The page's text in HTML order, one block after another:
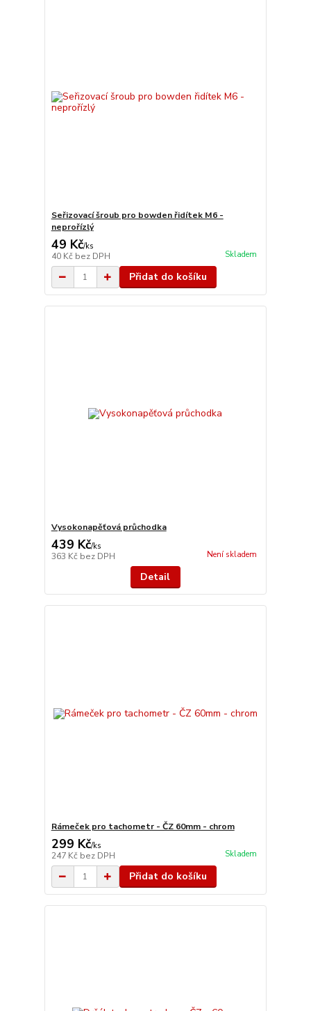
Seřizovací šroub pro bowden řidítek M6 -
neprořízlý
49 Kč/ks
40 Kč bez DPH Skladem
Přidat do košíku
Vysokonapěťová průchodka
439 Kč/ks
363 Kč bez DPH Není skladem
Detail
Rámeček pro tachometr - ČZ 60mm - chrom
299 Kč/ks
247 Kč bez DPH Skladem
Přidat do košíku